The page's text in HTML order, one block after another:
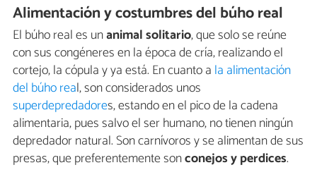
Alimentación y costumbres del búho real
El búho real es unanimal solitario, que solo se reúne
con sus congéneres en la época de cría, realizando el
cortejo, la cópula y ya está. En cuanto a la alimentación
del búho real, son considerados unos
superdepredadores, estando en el pico de la cadena
alimentaria, pues salvo el ser humano, no tienen ningún
depredador natural. Son carnívoros y se alimentan de sus
presas, que preferentemente sonconejos y perdices.